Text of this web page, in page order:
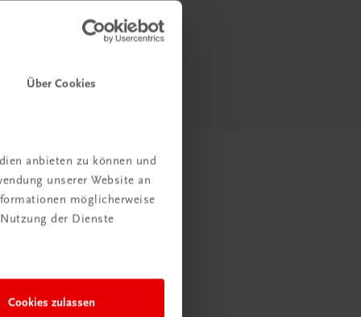
Über Cookies
anbieten zu können und
unserer Website an
möglicherweise
der Dienste
Cookies zulassen